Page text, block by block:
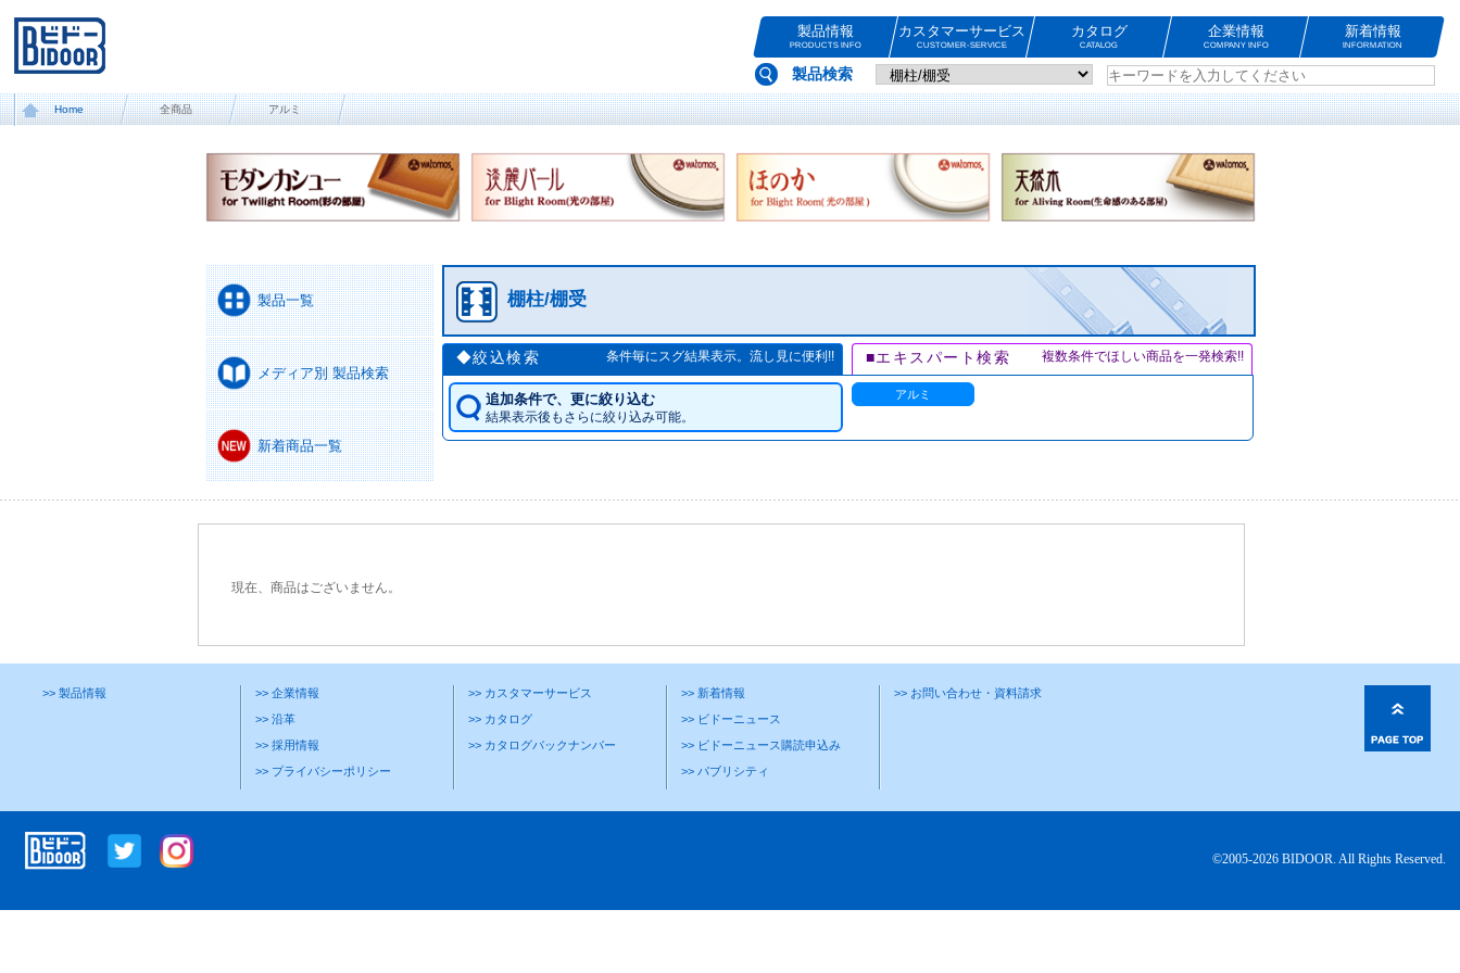
製品情報
PRODUCTS INFO
カスタマーサービス
CUSTOMER-SERVICE
カタログ
CATALOG
企業情報
COMPANY INFO
新着情報
INFORMATION
製品検索
Home 全商品 アルミ
棚柱/棚受
製品一覧
メディア別 製品検索
新着商品一覧
◆絞込検索 条件毎にスグ結果表示。流し見に便利!! ■エキスパート検索 複数条件でほしい商品を一発検索!!
追加条件で、更に絞り込む
結果表示後もさらに絞り込み可能。
アルミ
現在、商品はございません。
>> 製品情報
>> 企業情報
>> 沿革
>> 採用情報
>> プライバシーポリシー
>> カスタマーサービス
>> カタログ
>> カタログバックナンバー
>> 新着情報
>> ビドーニュース
>> ビドーニュース購読申込み
>> パブリシティ
>> お問い合わせ・資料請求
©2005-2026 BIDOOR. All Rights Reserved.